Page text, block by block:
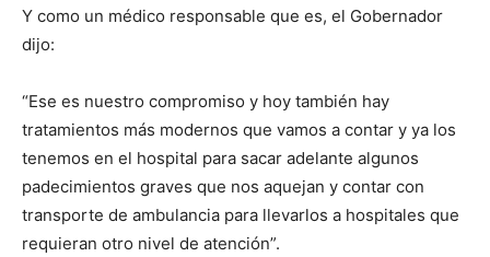
Y como un médico responsable que es, el Gobernador
dijo:
“Ese es nuestro compromiso y hoy también hay
tratamientos más modernos que vamos a contar y ya los
tenemos en el hospital para sacar adelante algunos
padecimientos graves que nos aquejan y contar con
transporte de ambulancia para llevarlos a hospitales que
requieran otro nivel de atención”.